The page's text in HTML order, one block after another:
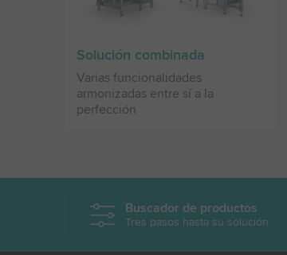
Solución combinada
Varias funcionalidades
armonizadas entre sí a la
perfección
Buscador de productos
Tres pasos hasta su solución